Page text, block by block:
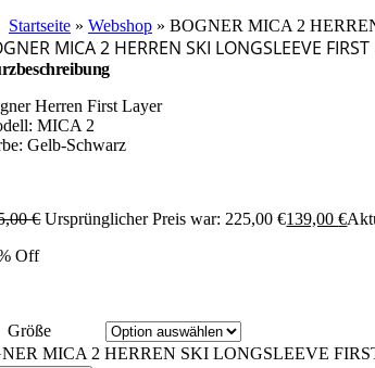
Startseite » Webshop » BOGNER MICA 2
MICA 2 HERREN SKI LONGSLEEVE
Herren First Layer
MICA 2
Gelb-Schwarz
€ Ursprünglicher Preis war: 225,00 €139,00€
Off
Größe
MICA 2 HERREN SKI LONGSLEEVE